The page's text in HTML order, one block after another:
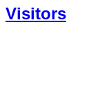
Visitors